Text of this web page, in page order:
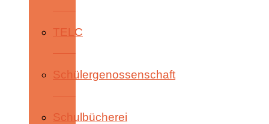
TELC
Schülergenossenschaft
Schulbücherei